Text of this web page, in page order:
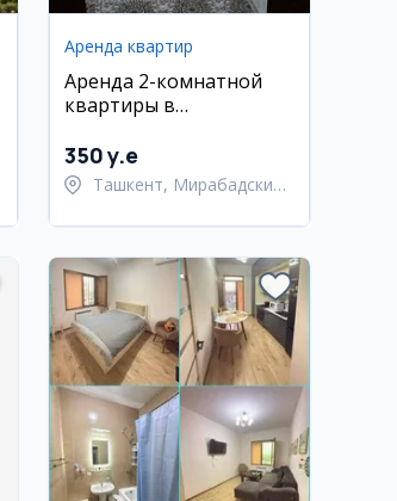
Аренда квартир
Аренда 2-комнатной
квартиры в
350 y.e
Ташкент, Мирабадский